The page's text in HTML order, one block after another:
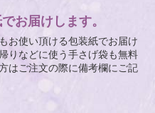
お届けします。
お使い頂ける包装紙でお届け
りなどに使う手さげ袋も無料
はご注文の際に備考欄にご記